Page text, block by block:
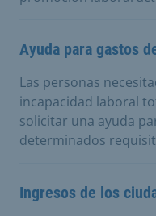
Ayuda para gastos
Las personas
incapacidad laboral
solicitar una ayuda
determinados
Ingresos de los